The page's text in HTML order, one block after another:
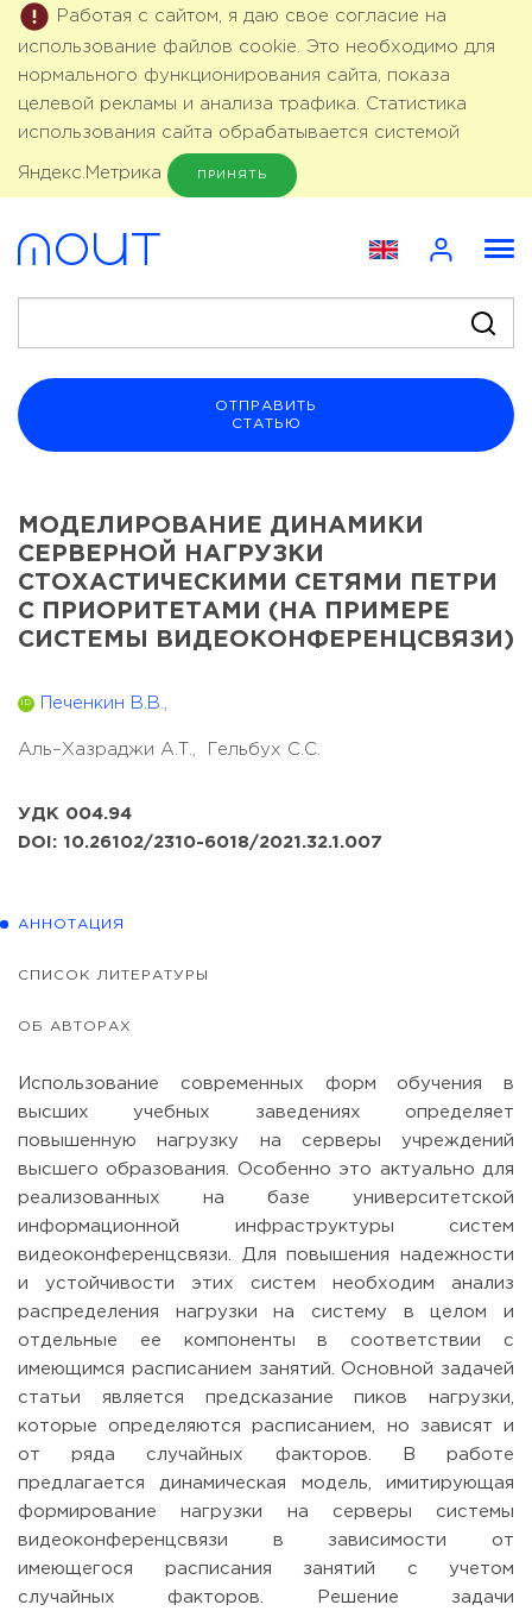
Работая с сайтом, я даю свое согласие на
использование файлов cookie. Это необходимо для
нормального функционирования сайта, показа
целевой рекламы и анализа трафика. Статистика
использования сайта обрабатывается системой
Яндекс.Метрика ПРИНЯТЬ
ОТПРАВИТЬ
СТАТЬЮ
МОДЕЛИРОВАНИЕ ДИНАМИКИ
СЕРВЕРНОЙ НАГРУЗКИ
СТОХАСТИЧЕСКИМИ СЕТЯМИ ПЕТРИ
С ПРИОРИТЕТАМИ (НА ПРИМЕРЕ
СИСТЕМЫ ВИДЕОКОНФЕРЕНЦСВЯЗИ)
ID Печенкин В.В.,
Аль–Хазраджи А.Т., Гельбух С.С.
УДК 004.94
DOI: 10.26102/2310-6018/2021.32.1.007
АННОТАЦИЯ
СПИСОК ЛИТЕРАТУРЫ
ОБ АВТОРАХ
Использование современных форм обучения в
высших учебных заведениях определяет
повышенную нагрузку на серверы учреждений
высшего образования. Особенно это актуально для
реализованных на базе университетской
информационной инфраструктуры систем
видеоконференцсвязи. Для повышения надежности
и устойчивости этих систем необходим анализ
распределения нагрузки на систему в целом и
отдельные ее компоненты в соответствии с
имеющимся расписанием занятий. Основной задачей
статьи является предсказание пиков нагрузки,
которые определяются расписанием, но зависят и
от ряда случайных факторов. В работе
предлагается динамическая модель, имитирующая
формирование нагрузки на серверы системы
видеоконференцсвязи в зависимости от
имеющегося расписания занятий с учетом
случайных факторов. Решение задачи